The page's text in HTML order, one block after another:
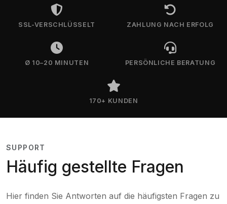
SSL-VERSCHLÜSSELT ZAHLUNG NACH ERFOLG
Ø 10–20 MINUTEN PERSÖNLICHE BERATUNG
170+ KUNDEN
SUPPORT
Häufig gestellte Fragen
Hier finden Sie Antworten auf die häufigsten Fragen zu